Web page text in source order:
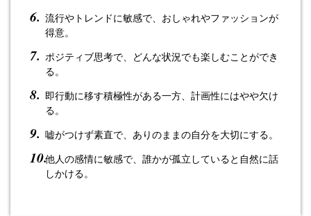
流行やトレンドに敏感で、おしゃれやファッションが
得意。
ポジティブ思考で、どんな状況でも楽しむことができ
る。
即行動に移す積極性がある一方、計画性にはやや欠け
る。
嘘がつけず素直で、ありのままの自分を大切にする。
他人の感情に敏感で、誰かが孤立していると自然に話
しかける。